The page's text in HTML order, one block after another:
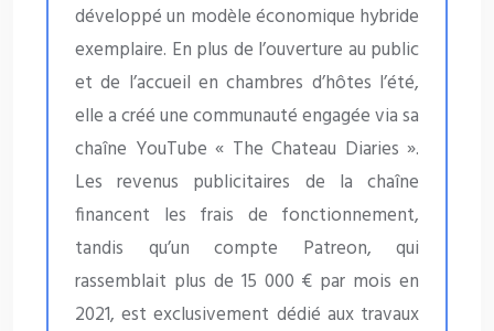
développé un modèle économique hybride
exemplaire. En plus de l’ouverture au public
et de l’accueil en chambres d’hôtes l’été,
elle a créé une communauté engagée via sa
chaîne YouTube « The Chateau Diaries ».
Les revenus publicitaires de la chaîne
financent les frais de fonctionnement,
tandis qu’un compte Patreon, qui
rassemblait plus de 15 000 € par mois en
2021, est exclusivement dédié aux travaux